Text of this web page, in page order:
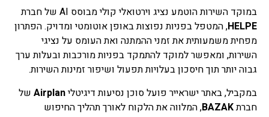
במוקד השירות הוטמע נציג וירטואלי קולי מבוסס AI של חברת
HELPE, המטפל בפניות נפוצות באופן אוטומטי ומדויק. הפתרון
מפחית משמעותית את זמני ההמתנה ואת העומס על נציגי
השירות, ומאפשר למוקד להתמקד בפניות מורכבות ובעלות ערך
גבוה יותר תוך חיסכון בעלויות תפעול ושיפור זמינות השירות.
במקביל, באתר ישראייר פועל סוכן נסיעות דיגיטליAirplan של
חברתBAZAK, המלווה את הלקוח לאורך תהליך החיפוש